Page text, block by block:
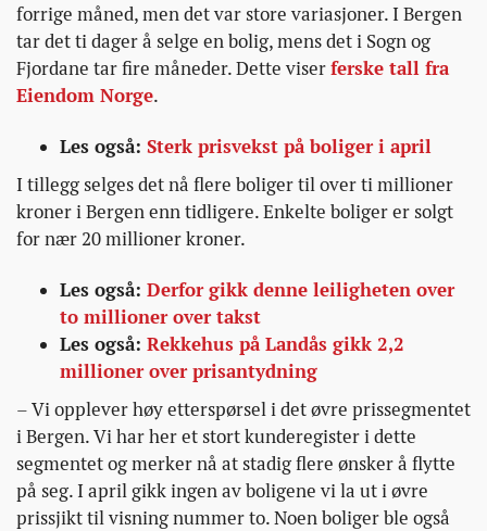
forrige måned, men det var store variasjoner. I Bergen
tar det ti dager å selge en bolig, mens det i Sogn og
Fjordane tar fire måneder. Dette viserferske tall fra
Eiendom Norge.
Les også: Sterk prisvekst på boliger i april
I tillegg selges det nå flere boliger til over ti millioner
kroner i Bergen enn tidligere. Enkelte boliger er solgt
for nær 20 millioner kroner.
Les også: Derfor gikk denne leiligheten over
to millioner over takst
Les også: Rekkehus på Landås gikk 2,2
millioner over prisantydning
– Vi opplever høy etterspørsel i det øvre prissegmentet
i Bergen. Vi har her et stort kunderegister i dette
segmentet og merker nå at stadig flere ønsker å flytte
på seg. I april gikk ingen av boligene vi la ut i øvre
prissjikt til visning nummer to. Noen boliger ble også